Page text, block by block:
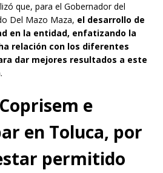
que, para el Gobernador del
Del Mazo Maza, el desarrollo de
en la entidad, enfatizando la
relación con los diferentes
dar mejores resultados a este
.
e
en Toluca, por
permitido